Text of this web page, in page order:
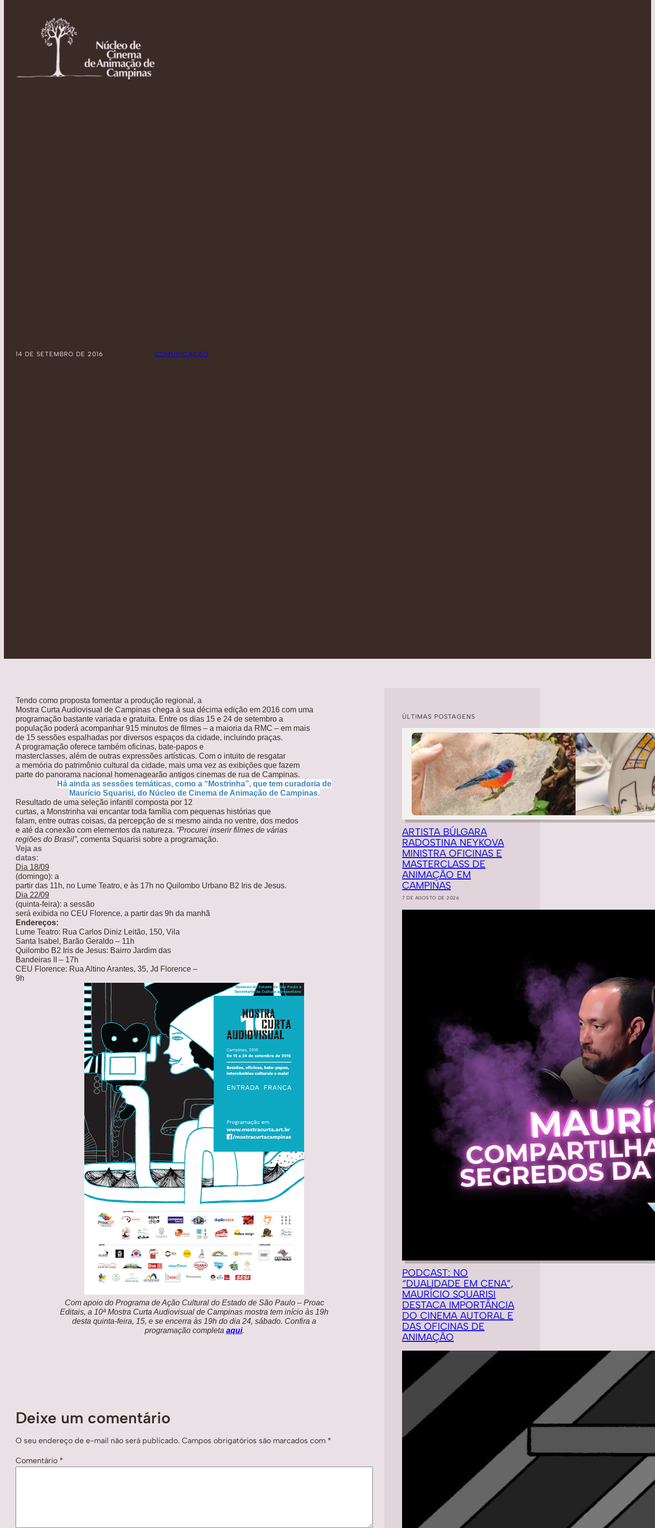
14 DE SETEMBRO DE 2016 COMUNICAÇÃO
Tendo como proposta fomentar a produção regional, a
Mostra Curta Audiovisual de Campinas chega à sua décima edição em 2016 com uma
programação bastante variada e gratuita. Entre os dias 15 e 24 de setembro a
população poderá acompanhar 915 minutos de filmes – a maioria da RMC – em mais
de 15 sessões espalhadas por diversos espaços da cidade, incluindo praças.
A programação oferece também oficinas, bate-papos e
masterclasses, além de outras expressões artísticas. Com o intuito de resgatar
a memória do patrimônio cultural da cidade, mais uma vez as exibições que fazem
parte do panorama nacional homenagearão antigos cinemas de rua de Campinas.
Há ainda as sessões temáticas, como a “Mostrinha”, que tem curadoria de
Maurício Squarisi, do Núcleo de Cinema de Animação de Campinas.
Resultado de uma seleção infantil composta por 12
curtas, a Monstrinha vai encantar toda família com pequenas histórias que
falam, entre outras coisas, da percepção de si mesmo ainda no ventre, dos medos
e até da conexão com elementos da natureza. “Procurei inserir filmes de várias
regiões do Brasil”, comenta Squarisi sobre a programação.
Veja as
datas:
Dia 18/09
(domingo): a
partir das 11h, no Lume Teatro, e às 17h no Quilombo Urbano B2 Iris de Jesus.
Dia 22/09
(quinta-feira): a sessão
será exibida no CEU Florence, a partir das 9h da manhã
Endereços:
Lume Teatro: Rua Carlos Diniz Leitão, 150, Vila
Santa Isabel, Barão Geraldo – 11h
Quilombo B2 Iris de Jesus: Bairro Jardim das
Bandeiras II – 17h
CEU Florence: Rua Altino Arantes, 35, Jd Florence –
9h
Com apoio do Programa de Ação Cultural do Estado de São Paulo – Proac
Editais, a 10ª Mostra Curta Audiovisual de Campinas mostra tem início às 19h
desta quinta-feira, 15, e se encerra às 19h do dia 24, sábado. Confira a
programação completa aqui.
Deixe um comentário
O seu endereço de e-mail não será publicado. Campos obrigatórios são marcados com *
Comentário *
ÚLTIMAS POSTAGENS
ARTISTA BÚLGARA
RADOSTINA NEYKOVA
MINISTRA OFICINAS E
MASTERCLASS DE
ANIMAÇÃO EM
CAMPINAS
7 DE AGOSTO DE 2026
PODCAST: NO
“DUALIDADE EM CENA”,
MAURÍCIO SQUARISI
DESTACA IMPORTÂNCIA
DO CINEMA AUTORAL E
DAS OFICINAS DE
ANIMAÇÃO